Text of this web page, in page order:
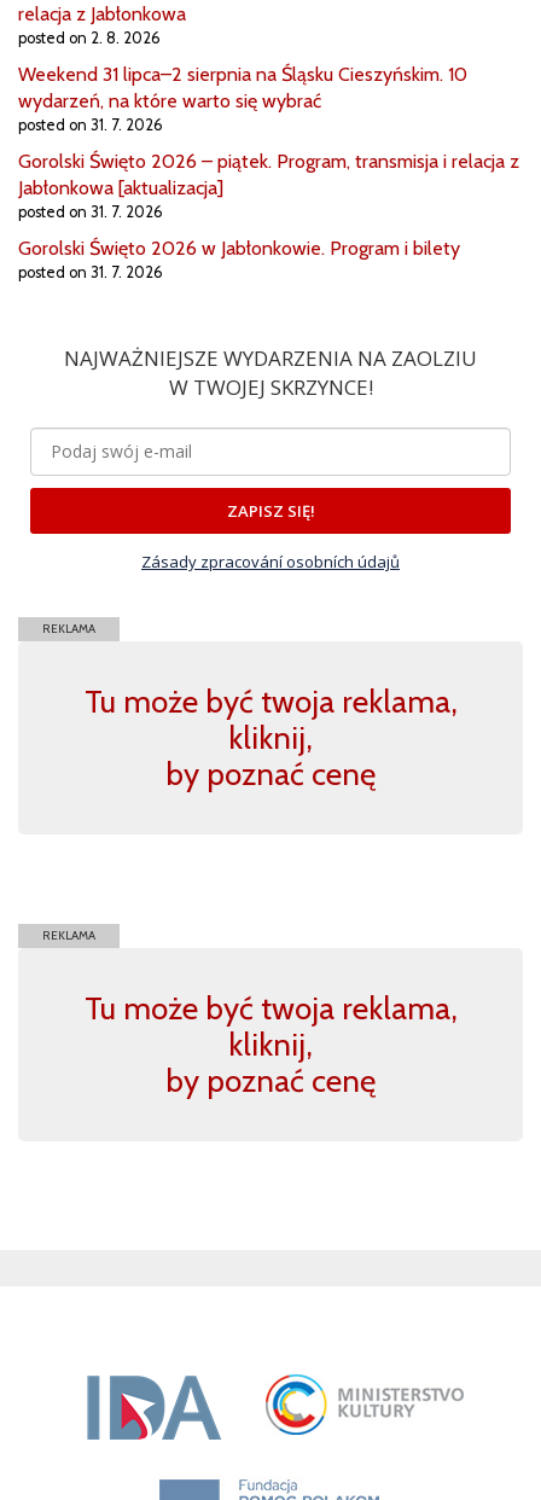
relacja z Jabłonkowa
posted on 2. 8. 2026
Weekend 31 lipca–2 sierpnia na Śląsku Cieszyńskim. 10
wydarzeń, na które warto się wybrać
posted on 31. 7. 2026
Gorolski Święto 2026 – piątek. Program, transmisja i relacja z
Jabłonkowa [aktualizacja]
posted on 31. 7. 2026
Gorolski Święto 2026 w Jabłonkowie. Program i bilety
posted on 31. 7. 2026
NAJWAŻNIEJSZE WYDARZENIA NA ZAOLZIU
W TWOJEJ SKRZYNCE!
ZAPISZ SIĘ!
Zásady zpracování osobních údajů
REKLAMA
Tu może być twoja reklama,
kliknij,
by poznać cenę
REKLAMA
Tu może być twoja reklama,
kliknij,
by poznać cenę